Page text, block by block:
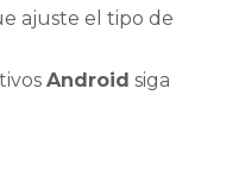
ajuste el tipo de
Android siga